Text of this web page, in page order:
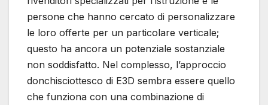
persone che hanno cercato di personalizzare
le loro offerte per un particolare verticale;
questo ha ancora un potenziale sostanziale
non soddisfatto. Nel complesso, l’approccio
donchisciottesco di E3D sembra essere quello
che funziona con una combinazione di